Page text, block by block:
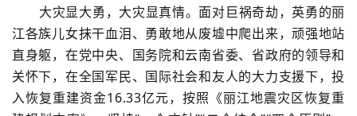
大灾显大勇，大灾显真情。面对巨祸奇劫，英勇的丽
江各族儿女抹干血泪、勇敢地从废墟中爬出来，顽强地站
直身躯，在党中央、国务院和云南省委、省政府的领导和
关怀下，在全国军民、国际社会和友人的大力支援下，投
入恢复重建资金16.33亿元，按照《丽江地震灾区恢复重